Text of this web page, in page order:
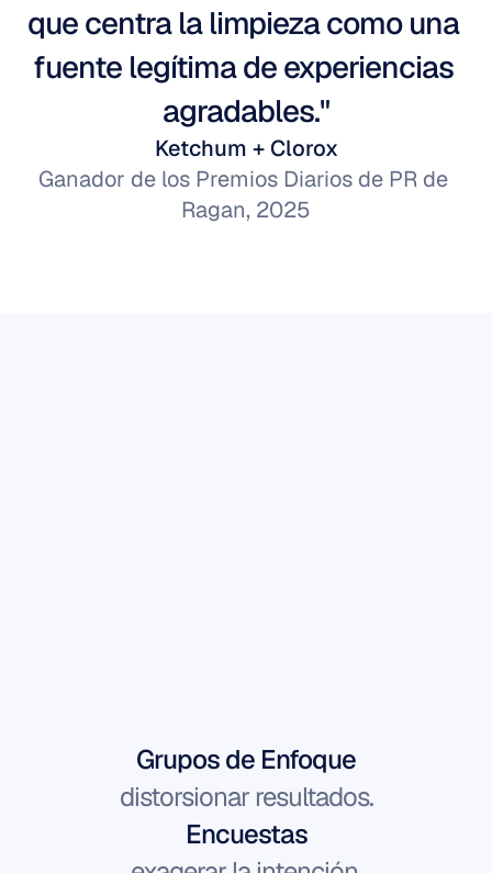
que centra la limpieza como una
fuente legítima de experiencias
agradables."
Ketchum + Clorox
Ganador de los Premios Diarios de PR de
Ragan, 2025
Grupos de Enfoque
distorsionar resultados.
Encuestas